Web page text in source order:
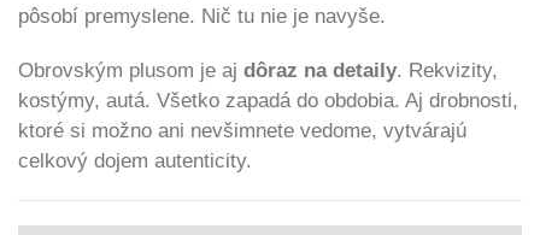
pôsobí premyslene. Nič tu nie je navyše.
Obrovským plusom je aj dôraz na detaily. Rekvizity,
kostýmy, autá. Všetko zapadá do obdobia. Aj drobnosti,
ktoré si možno ani nevšimnete vedome, vytvárajú
celkový dojem autenticity.